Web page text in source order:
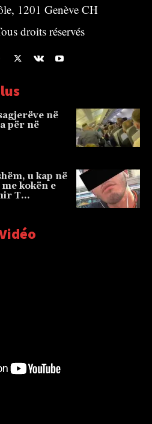
1201 Genève CH
droits réservés
në
për në
u kap në
kokën e
T…